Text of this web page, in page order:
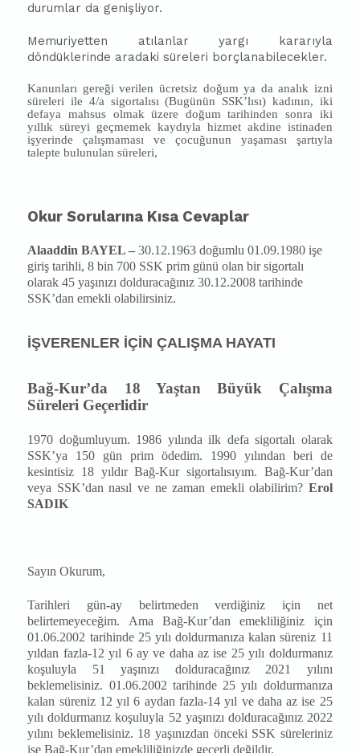
durumlar da genişliyor.
Memuriyetten atılanlar yargı kararıyla
döndüklerinde aradaki süreleri borçlanabilecekler.
Kanunları gereği verilen ücretsiz doğum ya da analık izni
süreleri ile 4/a sigortalısı (Bugünün SSK’lısı) kadının, iki
defaya mahsus olmak üzere doğum tarihinden sonra iki
yıllık süreyi geçmemek kaydıyla hizmet akdine istinaden
işyerinde çalışmaması ve çocuğunun yaşaması şartıyla
talepte bulunulan süreleri,
Okur Sorularına Kısa Cevaplar
Alaaddin BAYEL –30.12.1963 doğumlu 01.09.1980 işe
giriş tarihli, 8 bin 700 SSK prim günü olan bir sigortalı
olarak 45 yaşınızı dolduracağınız 30.12.2008 tarihinde
SSK’dan emekli olabilirsiniz.
İŞVERENLER İÇİN ÇALIŞMA HAYATI
Bağ-Kur’da 18 Yaştan Büyük Çalışma
Süreleri Geçerlidir
1970 doğumluyum. 1986 yılında ilk defa sigortalı olarak
SSK’ya 150 gün prim ödedim. 1990 yılından beri de
kesintisiz 18 yıldır Bağ-Kur sigortalısıyım. Bağ-Kur’dan
veya SSK’dan nasıl ve ne zaman emekli olabilirim? Erol
SADIK
Sayın Okurum,
Tarihleri gün-ay belirtmeden verdiğiniz için net
belirtemeyeceğim. Ama Bağ-Kur’dan emekliliğiniz için
01.06.2002 tarihinde 25 yılı doldurmanıza kalan süreniz 11
yıldan fazla-12 yıl 6 ay ve daha az ise 25 yılı doldurmanız
koşuluyla 51 yaşınızı dolduracağınız 2021 yılını
beklemelisiniz. 01.06.2002 tarihinde 25 yılı doldurmanıza
kalan süreniz 12 yıl 6 aydan fazla-14 yıl ve daha az ise 25
yılı doldurmanız koşuluyla 52 yaşınızı dolduracağınız 2022
yılını beklemelisiniz. 18 yaşınızdan önceki SSK süreleriniz
ise Bağ-Kur’dan emekliliğinizde geçerli değildir.